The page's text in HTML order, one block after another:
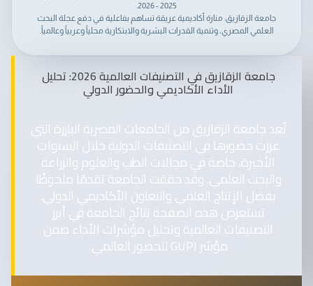
2025 - 2026.
جامعة الزقازيق: منارة أكاديمية عريقة تساهم بفاعلية في دفع عجلة البحث
العلمي المصري، وتنمية القدرات البشرية والابتكارية محلياً وعربياً وعالمياً.
جامعة الزقازيق في التصنيفات العالمية 2026: تحليل
الأداء الأكاديمي والحضور الدولي
تُعد جامعة الزقازيق من الجامعات المصرية البارزة التي
عززت حضورها في التصنيفات الدولية خلال السنوات
الأخيرة، خاصة في مجالات الطب والعلوم والزراعة
والبحث العلمي. وقد حققت الجامعة تقدمًا ملحوظًا
بفضل الإنتاج العلمي والتعاون الأكاديمي الدولي.
تستعرض هذه الصفحة نتائج الجامعة في أبرز
التصنيفات العالمية وتحليل مؤشرات الأداء ضمن
مؤشر GUPI للحضور العالمي.